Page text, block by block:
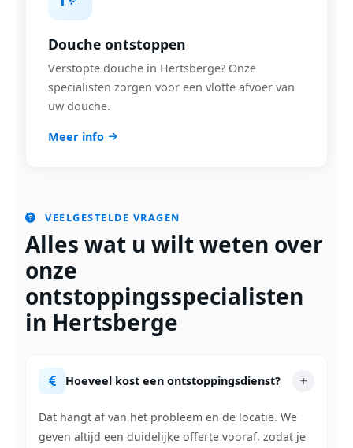
Douche ontstoppen
Verstopte douche in Hertsberge? Onze
specialisten zorgen voor een vlotte afvoer van
uw douche.
Meer info
VEELGESTELDE VRAGEN
Alles wat u wilt weten over
onze
ontstoppingsspecialisten
in Hertsberge
Hoeveel kost een ontstoppingsdienst?
Dat hangt af van het probleem en de locatie. We
geven altijd een duidelijke offerte vooraf, zodat je